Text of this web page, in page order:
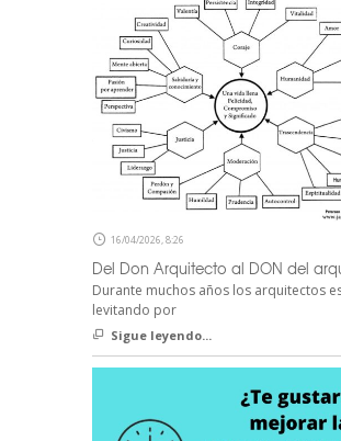
16/04/2026, 8:26
Del Don Arquitecto al DON del
Durante muchos años los arquitectos
levitando por
Sigue leyendo...